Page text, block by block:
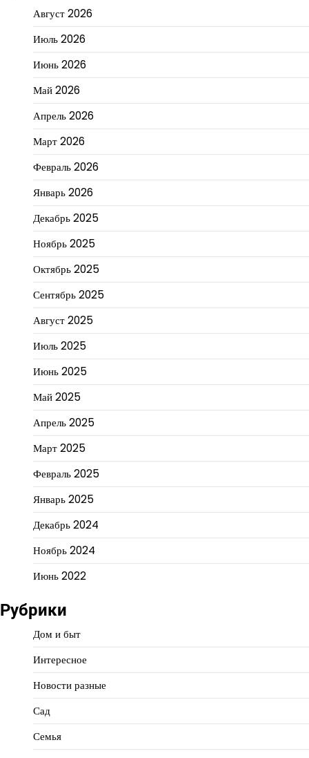
Август 2026
Июль 2026
Июнь 2026
Май 2026
Апрель 2026
Март 2026
Февраль 2026
Январь 2026
Декабрь 2025
Ноябрь 2025
Октябрь 2025
Сентябрь 2025
Август 2025
Июль 2025
Июнь 2025
Май 2025
Апрель 2025
Март 2025
Февраль 2025
Январь 2025
Декабрь 2024
Ноябрь 2024
Июнь 2022
Рубрики
Дом и быт
Интересное
Новости разные
Сад
Семья